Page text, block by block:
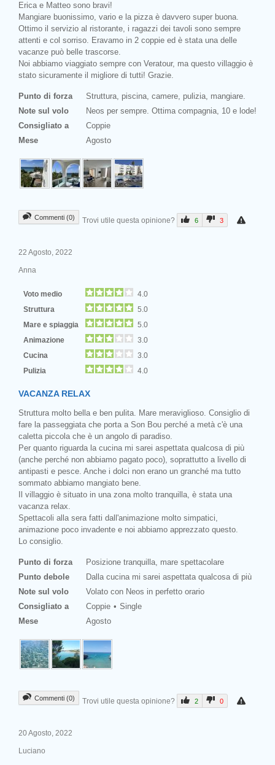
Erica e Matteo sono bravi!
Mangiare buonissimo, vario e la pizza è davvero super buona.
Ottimo il servizio al ristorante, i ragazzi dei tavoli sono sempre
attenti e col sorriso. Eravamo in 2 coppie ed è stata una delle
vacanze può belle trascorse.
Noi abbiamo viaggiato sempre con Veratour, ma questo villaggio è
stato sicuramente il migliore di tutti! Grazie.
Punto di forza
Struttura, piscina, camere, pulizia, mangiare.
Note sul volo
Neos per sempre. Ottima compagnia, 10 e lode!
Consigliato a
Coppie
Mese
Agosto
Commenti (0) Trovi utile questa opinione? 6 3
22 Agosto, 2022
Anna
Voto medio
4.0
Struttura
5.0
Mare e spiaggia
5.0
Animazione
3.0
Cucina
3.0
Pulizia
4.0
VACANZA RELAX
Struttura molto bella e ben pulita. Mare meraviglioso. Consiglio di
fare la passeggiata che porta a Son Bou perché a metà c'è una
caletta piccola che è un angolo di paradiso.
Per quanto riguarda la cucina mi sarei aspettata qualcosa di più
(anche perché non abbiamo pagato poco), soprattutto a livello di
antipasti e pesce. Anche i dolci non erano un granché ma tutto
sommato abbiamo mangiato bene.
Il villaggio è situato in una zona molto tranquilla, è stata una
vacanza relax.
Spettacoli alla sera fatti dall'animazione molto simpatici,
animazione poco invadente e noi abbiamo apprezzato questo.
Lo consiglio.
Punto di forza
Posizione tranquilla, mare spettacolare
Punto debole
Dalla cucina mi sarei aspettata qualcosa di più
Note sul volo
Volato con Neos in perfetto orario
Consigliato a
Coppie
Single
Mese
Agosto
Commenti (0) Trovi utile questa opinione? 2 0
20 Agosto, 2022
Luciano